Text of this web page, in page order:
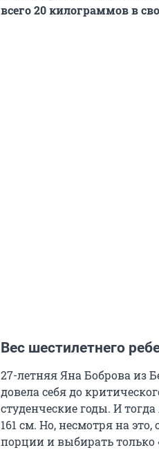
всего 20 килограммов в
Вес шестилетнего
27-летняя Яна Боброва из
довела себя до
студенческие годы. И
161 см. Но, несмотря на
порции и выбирать